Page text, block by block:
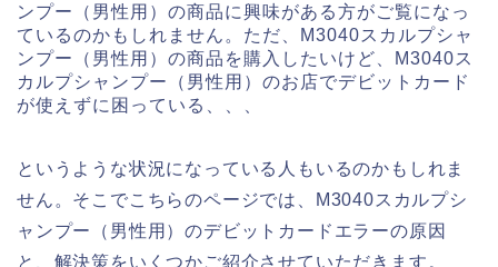
ンプー（男性用）の商品に興味がある方がご覧になっ
ているのかもしれません。ただ、M3040スカルプシャ
ンプー（男性用）の商品を購入したいけど、M3040ス
カルプシャンプー（男性用）のお店でデビットカード
が使えずに困っている、、、
というような状況になっている人もいるのかもしれま
せん。そこでこちらのページでは、M3040スカルプシ
ャンプー（男性用）のデビットカードエラーの原因
と、解決策をいくつかご紹介させていただきます。